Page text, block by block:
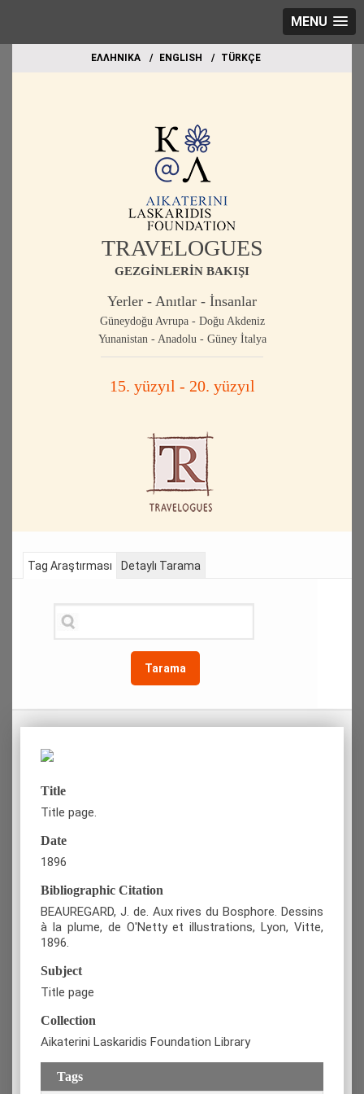
MENU
EΛΛΗΝΙΚΑ ΕΝGLISH TÜRKÇE
TRAVELOGUES
GEZGİNLERİN BAKIŞI
Yerler - Anıtlar - İnsanlar
Güneydoğu Avrupa - Doğu Akdeniz
Yunanistan - Anadolu - Güney İtalya
15. yüzyıl - 20. yüzyıl
Tag Araştırması
Tarama
Detaylı Tarama
Title
Title page.
Date
1896
Bibliographic Citation
BEAUREGARD, J. de. Aux rives du Bosphore. Dessins
à la plume, de O'Netty et illustrations, Lyon, Vitte,
1896.
Subject
Title page
Collection
Aikaterini Laskaridis Foundation Library
Tags